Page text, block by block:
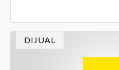
DIJUAL